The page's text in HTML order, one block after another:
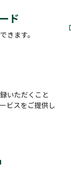
ド
きます。
いただくこと
ビスをご提供し